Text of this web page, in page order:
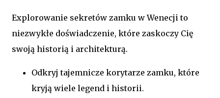
Explorowanie sekretów zamku w Wenecji to
niezwykłe doświadczenie, które zaskoczy Cię
swoją historią i architekturą.
Odkryj tajemnicze korytarze zamku, które
kryją wiele legend i historii.